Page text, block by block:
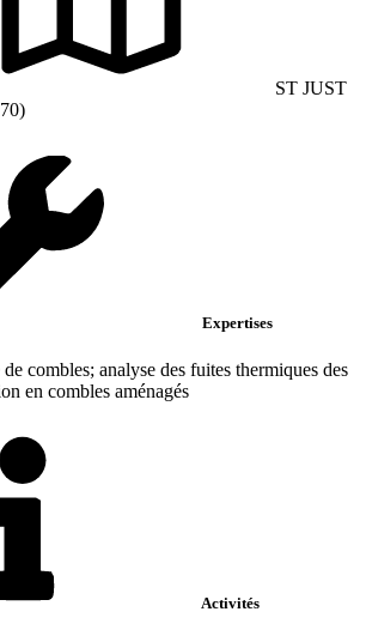
ST JUST
Expertises
combles; analyse des fuites thermiques des
en combles aménagés
Activités